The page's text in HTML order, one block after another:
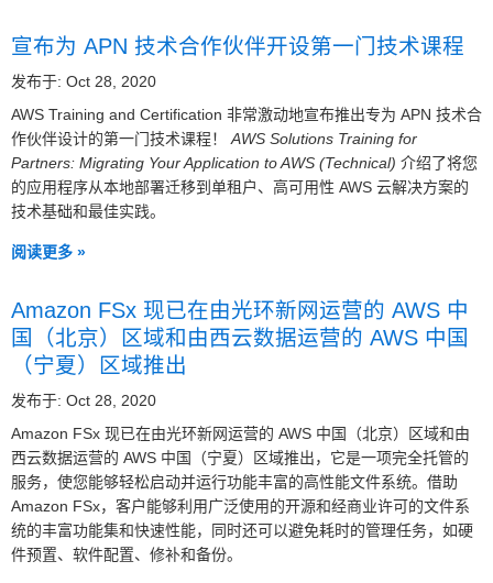
宣布为 APN 技术合作伙伴开设第一门技术课程
发布于: Oct 28, 2020
AWS Training and Certification 非常激动地宣布推出专为 APN 技术合
作伙伴设计的第一门技术课程！ AWS Solutions Training for
Partners: Migrating Your Application to AWS (Technical) 介绍了将您
的应用程序从本地部署迁移到单租户、高可用性 AWS 云解决方案的
技术基础和最佳实践。
阅读更多 »
Amazon FSx 现已在由光环新网运营的 AWS 中
国（北京）区域和由西云数据运营的 AWS 中国
（宁夏）区域推出
发布于: Oct 28, 2020
Amazon FSx 现已在由光环新网运营的 AWS 中国（北京）区域和由
西云数据运营的 AWS 中国（宁夏）区域推出，它是一项完全托管的
服务，使您能够轻松启动并运行功能丰富的高性能文件系统。借助
Amazon FSx，客户能够利用广泛使用的开源和经商业许可的文件系
统的丰富功能集和快速性能，同时还可以避免耗时的管理任务，如硬
件预置、软件配置、修补和备份。